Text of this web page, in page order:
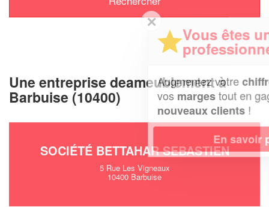
Une entreprise deameublement à
Barbuise (10400)
SOCIÉTÉ BETTAHAR SEBASTIEN
5 Rue Les Vigneaux
10400 Barbuise
✕
Vous êtes un
professionnel ?
Augmentez votrechiffre d'affaireset
vosmarges
tout en gagnant de
nouveaux clients!